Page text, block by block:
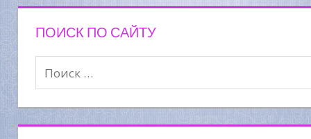
ПОИСК ПО САЙТУ